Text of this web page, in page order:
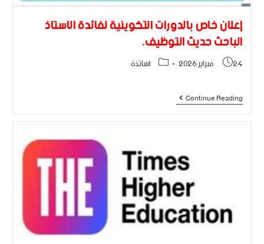
إعلان خاص بالدورات التكوينية لفائدة الاستاذ
الباحث حديث التوظيف.
24 فبراير 2026 اساتذة
Continue Reading